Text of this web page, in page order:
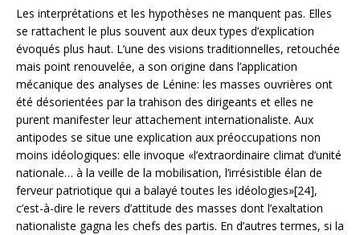
Les interprétations et les hypothèses ne manquent pas. Elles
se rattachent le plus souvent aux deux types d’explication
évoqués plus haut. L’une des visions traditionnelles, retouchée
mais point renouvelée, a son origine dans l’application
mécanique des analyses de Lénine: les masses ouvrières ont
été désorientées par la trahison des dirigeants et elles ne
purent manifester leur attachement internationaliste. Aux
antipodes se situe une explication aux préoccupations non
moins idéologiques: elle invoque «l’extraordinaire climat d’unité
nationale… à la veille de la mobilisation, l’irrésistible élan de
ferveur patriotique qui a balayé toutes les idéologies»[24],
c’est-à-dire le revers d’attitude des masses dont l’exaltation
nationaliste gagna les chefs des partis. En d’autres termes, si la